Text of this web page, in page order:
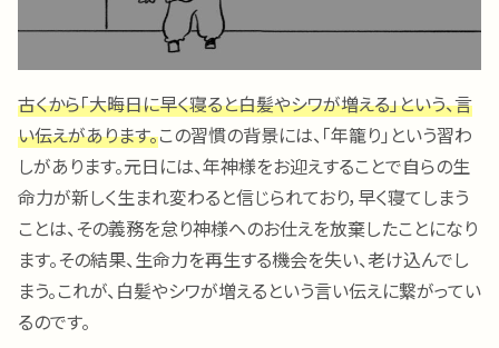
古くから「大晦日に早く寝ると白髪やシワが増える」という、言
い伝えがあります。この習慣の背景には、「年籠り」という習わ
しがあります。元日には、年神様をお迎えすることで自らの生
命力が新しく生まれ変わると信じられており，早く寝てしまう
ことは、その義務を怠り神様へのお仕えを放棄したことになり
ます。その結果、生命力を再生する機会を失い、老け込んでし
まう。これが、白髪やシワが増えるという言い伝えに繋がってい
るのです。